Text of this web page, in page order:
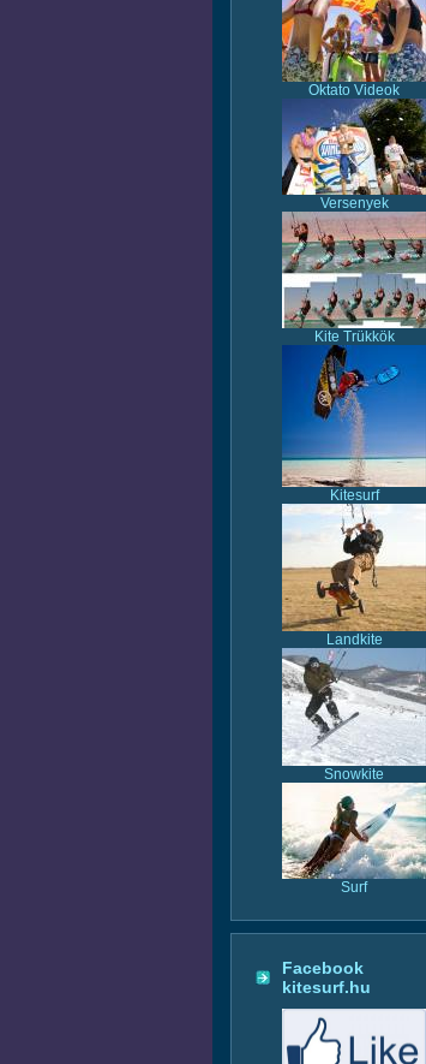
Oktato Videok
Versenyek
Kite Trükkök
Kitesurf
Landkite
Snowkite
Surf
Facebook
kitesurf.hu